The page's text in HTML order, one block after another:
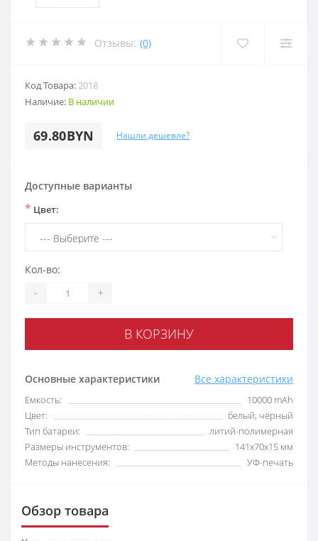
Отзывы: (0)
Код Товара: 2018
Наличие: В наличии
69.80BYN Нашли дешевле?
Основные характеристики Все характеристики
Емкость:
10000 mAh
Цвет:
белый, чёрный
Тип батареи:
литий-полимерная
Размеры инструментов:
141х70х15 мм
Методы нанесения:
УФ-печать
Доступные варианты
* Цвет:
Кол-во:
- +
В КОРЗИНУ
Обзор товара